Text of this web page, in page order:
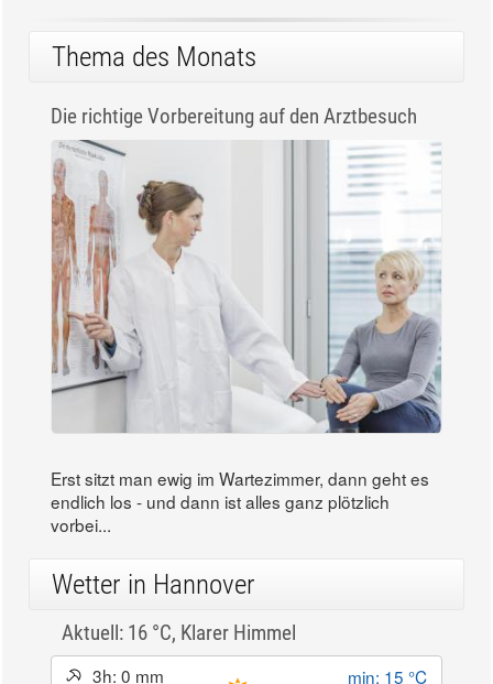
Thema des Monats
Die richtige Vorbereitung auf den Arztbesuch
Erst sitzt man ewig im Wartezimmer, dann geht es
endlich los - und dann ist alles ganz plötzlich
vorbei...
Wetter in Hannover
Aktuell: 16 °C, Klarer Himmel
3h: 0 mm
min: 15 °C